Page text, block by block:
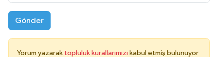
Gönder
Yorum yazarak topluluk kurallarımızı kabul etmiş bulunuyor